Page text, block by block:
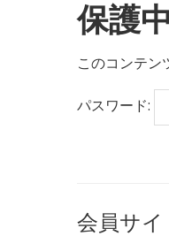
保護
このコンテン
パスワード:
会員サイ